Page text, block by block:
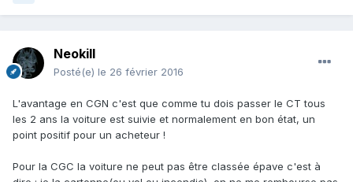
Neokill
Posté(e) le 26 février 2016
L'avantage en CGN c'est que comme tu dois passer le CT tous
les 2 ans la voiture est suivie et normalement en bon état, un
point positif pour un acheteur !
Pour la CGC la voiture ne peut pas être classée épave c'est à